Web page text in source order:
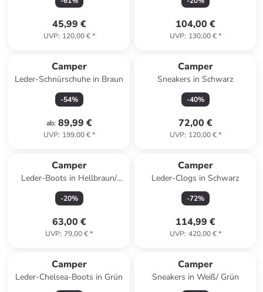
45,99 €
UVP: 120,00 €*
104,00 €
UVP: 130,00 €*
Camper
Leder-Schnürschuhe in Braun
-54%
ab: 89,99 €
UVP: 199,00 €*
Camper
Sneakers in Schwarz
-40%
72,00 €
UVP: 120,00 €*
Camper
Leder-Boots in Hellbraun/
Creme
-20%
63,00 €
UVP: 79,00 €*
Camper
Leder-Clogs in Schwarz
-72%
114,99 €
UVP: 420,00 €*
Camper
Leder-Chelsea-Boots in Grün
Camper
Sneakers in Weiß/ Grün